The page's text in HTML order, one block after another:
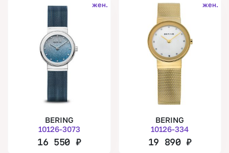
жен.
BERING
10126-3073
16 550 ₽
жен.
BERING
10126-334
19 890₽